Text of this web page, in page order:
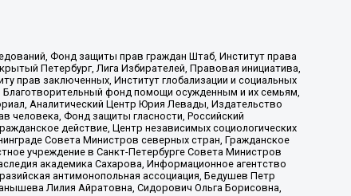
Фонд защиты прав граждан Штаб, Институт права
Петербург, Лига Избирателей, Правовая инициатива,
прав заключенных, Институт глобализации и социальных
фонд помощи осужденным и их семьям,
Аналитический Центр Юрия Левады, Издательство
человека, Фонд защиты гласности, Российский
действие, Центр независимых социологических
Совета Министров северных стран, Гражданское
учреждение в Санкт-Петербурге Совета Министров
академика Сахарова, Информационное агентство
антимонопольная ассоциация, Бедушев Петр
Лилия Айратовна, Сидорович Ольга Борисовна,